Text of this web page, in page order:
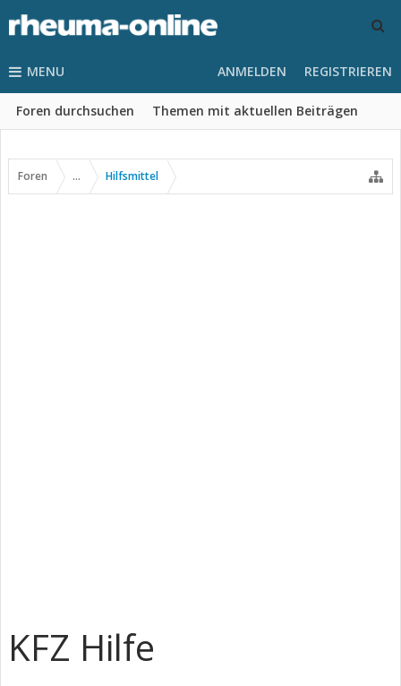
MENU
Foren durchsuchen Themen mit aktuellen Beiträgen
ANMELDEN REGISTRIEREN
Foren ... Hilfsmittel
KFZ Hilfe